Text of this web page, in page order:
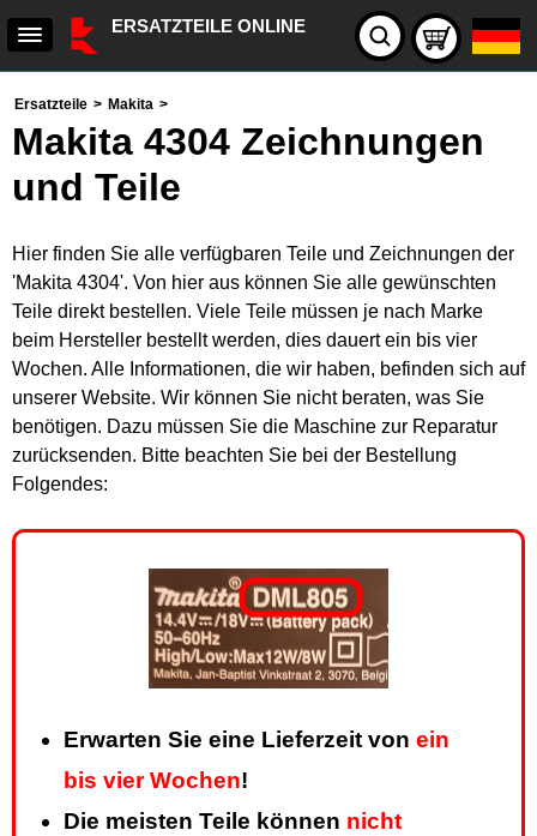
ERSATZTEILE ONLINE
Ersatzteile > Makita >
Makita 4304 Zeichnungen
und Teile
Hier finden Sie alle verfügbaren Teile und Zeichnungen der
'Makita 4304'. Von hier aus können Sie alle gewünschten
Teile direkt bestellen. Viele Teile müssen je nach Marke
beim Hersteller bestellt werden, dies dauert ein bis vier
Wochen. Alle Informationen, die wir haben, befinden sich auf
unserer Website. Wir können Sie nicht beraten, was Sie
benötigen. Dazu müssen Sie die Maschine zur Reparatur
zurücksenden. Bitte beachten Sie bei der Bestellung
Folgendes:
Erwarten Sie eine Lieferzeit von ein
bis vier Wochen!
Die meisten Teile können nicht